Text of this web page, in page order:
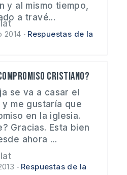
y al mismo tiempo,
a travé...
2014 Respuestas de la
cristiano?
se va a casar el
me gustaría que
en la iglesia.
Gracias. Esta bien
ahora ...
Respuestas de la